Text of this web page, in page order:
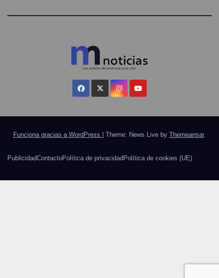
Funciona gracias a WordPress | Theme: News Live by Themeansar.
PublicidadContactoPolítica de privacidad Política de cookies (UE)